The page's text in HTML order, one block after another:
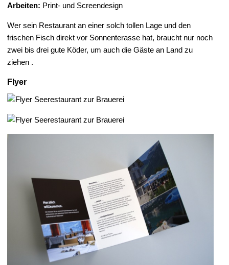
Arbeiten: Print- und Screendesign
Wer sein Restaurant an einer solch tollen Lage und den
frischen Fisch direkt vor Sonnenterasse hat, braucht nur noch
zwei bis drei gute Köder, um auch die Gäste an Land zu
ziehen .
Flyer